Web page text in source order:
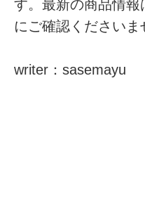
す。最新の商品情
にご確認くださいま
writer：sasemayu